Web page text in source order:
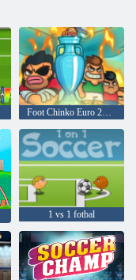
Foot Chinko Euro 2016
1 vs 1 fotbal